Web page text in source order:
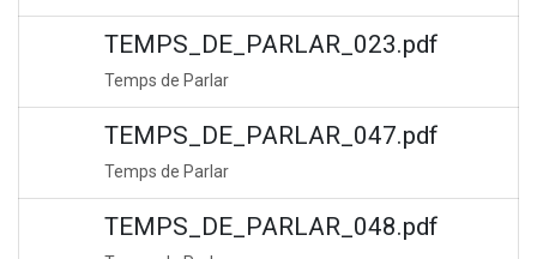
TEMPS_DE_PARLAR_023.pdf
Temps de Parlar
TEMPS_DE_PARLAR_047.pdf
Temps de Parlar
TEMPS_DE_PARLAR_048.pdf